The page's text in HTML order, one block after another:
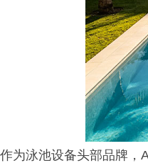
作为泳池设备头部品牌，